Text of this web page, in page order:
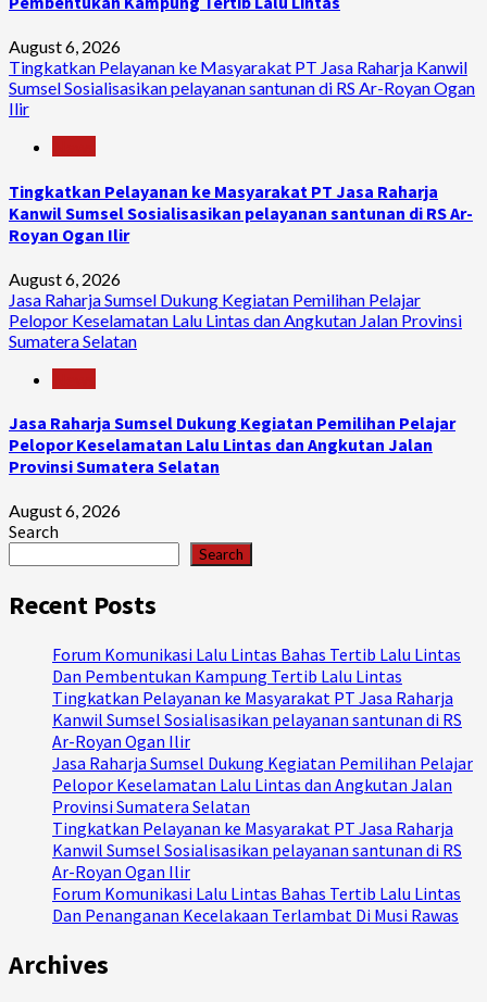
August 6, 2026
Tingkatkan Pelayanan ke Masyarakat PT Jasa Raharja Kanwil
Sumsel Sosialisasikan pelayanan santunan di RS Ar-Royan Ogan
Ilir
Tingkatkan Pelayanan ke Masyarakat PT Jasa Raharja
Kanwil Sumsel Sosialisasikan pelayanan santunan di RS Ar-
Royan Ogan Ilir
August 6, 2026
Jasa Raharja Sumsel Dukung Kegiatan Pemilihan Pelajar
Pelopor Keselamatan Lalu Lintas dan Angkutan Jalan Provinsi
Sumatera Selatan
Jasa Raharja Sumsel Dukung Kegiatan Pemilihan Pelajar
Pelopor Keselamatan Lalu Lintas dan Angkutan Jalan
Provinsi Sumatera Selatan
August 6, 2026
Search
Search
Recent Posts
Forum Komunikasi Lalu Lintas Bahas Tertib Lalu Lintas
Dan Pembentukan Kampung Tertib Lalu Lintas
Tingkatkan Pelayanan ke Masyarakat PT Jasa Raharja
Kanwil Sumsel Sosialisasikan pelayanan santunan di RS
Ar-Royan Ogan Ilir
Jasa Raharja Sumsel Dukung Kegiatan Pemilihan Pelajar
Pelopor Keselamatan Lalu Lintas dan Angkutan Jalan
Provinsi Sumatera Selatan
Tingkatkan Pelayanan ke Masyarakat PT Jasa Raharja
Kanwil Sumsel Sosialisasikan pelayanan santunan di RS
Ar-Royan Ogan Ilir
Forum Komunikasi Lalu Lintas Bahas Tertib Lalu Lintas
Dan Penanganan Kecelakaan Terlambat Di Musi Rawas
Archives